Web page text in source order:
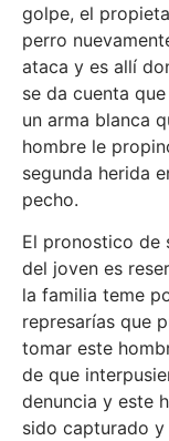
golpe, el
perro
ataca y es allí
se da cuenta
un arma blanca
hombre le
segunda herida
pecho.
El pronostico de
del joven es
la familia teme
represarías que
tomar este
de que
denuncia y este
sido capturado y